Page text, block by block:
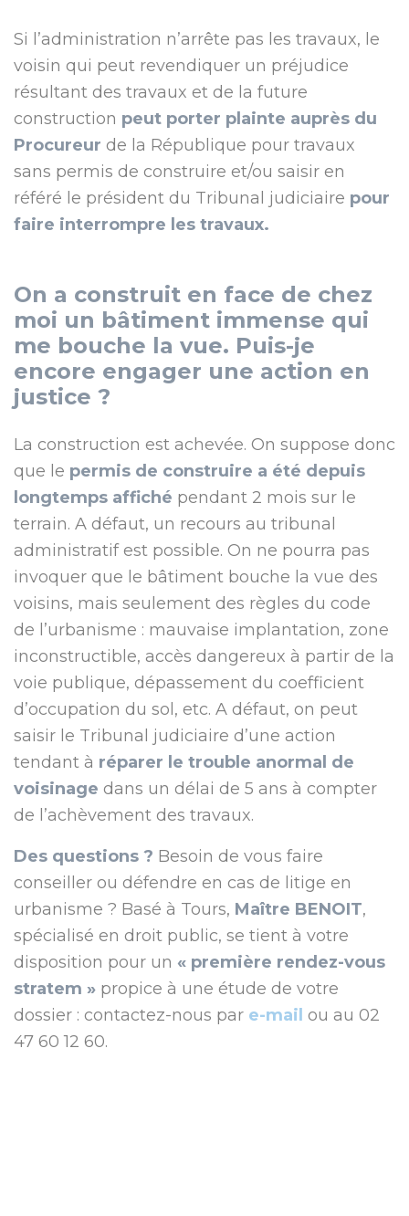
Si l’administration n’arrête pas les travaux, le
voisin qui peut revendiquer un préjudice
résultant des travaux et de la future
construction peut porter plainte auprès du
Procureur de la République pour travaux
sans permis de construire et/ou saisir en
référé le président du Tribunal judiciaire pour
faire interrompre les travaux.
On a construit en face de chez
moi un bâtiment immense qui
me bouche la vue. Puis-je
encore engager une action en
justice ?
La construction est achevée. On suppose donc
que le permis de construire a été depuis
longtemps affiché pendant 2 mois sur le
terrain. A défaut, un recours au tribunal
administratif est possible. On ne pourra pas
invoquer que le bâtiment bouche la vue des
voisins, mais seulement des règles du code
de l’urbanisme : mauvaise implantation, zone
inconstructible, accès dangereux à partir de la
voie publique, dépassement du coefficient
d’occupation du sol, etc. A défaut, on peut
saisir le Tribunal judiciaire d’une action
tendant à réparer le trouble anormal de
voisinage dans un délai de 5 ans à compter
de l’achèvement des travaux.
Des questions ? Besoin de vous faire
conseiller ou défendre en cas de litige en
urbanisme ? Basé à Tours, Maître BENOIT,
spécialisé en droit public, se tient à votre
disposition pour un « première rendez-vous
stratem » propice à une étude de votre
dossier : contactez-nous par e-mail ou au 02
47 60 12 60.